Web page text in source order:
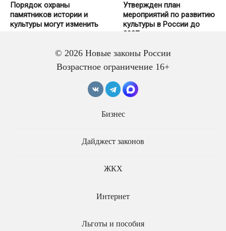
Порядок охраны
памятников истории и
культуры могут изменить
Утвержден план
мероприятий по развитию
культуры в России до
2027 года
зрелищных мероприятий
© 2026 Новые законы России
Возрастное ограничение 16+
Бизнес
Дайджест законов
ЖКХ
Интернет
Льготы и пособия